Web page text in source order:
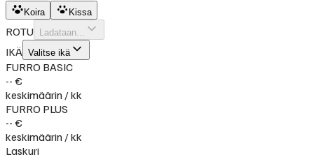
Koira Kissa
ROTU Ladataan...
IKÄ Valitse ikä
FURRO BASIC
-- €
keskimäärin / kk
FURRO PLUS
-- €
keskimäärin / kk
Laskuri